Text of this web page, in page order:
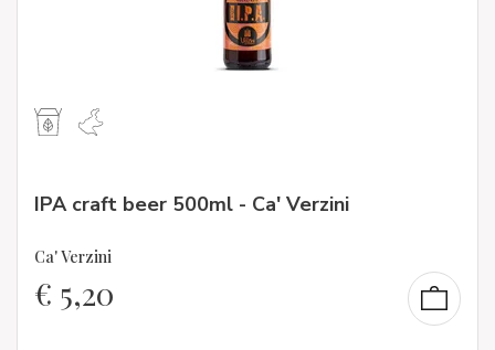
IPA craft beer 500ml - Ca' Verzini
Ca' Verzini
€ 5,20